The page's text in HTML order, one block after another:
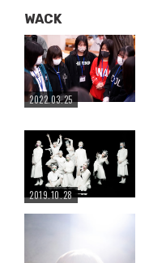
WACK
2022.03.25
2019.10.28